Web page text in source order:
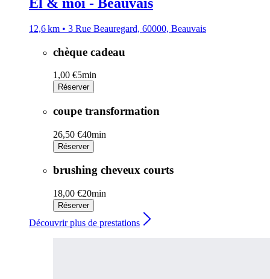
12,6 km • 3 Rue Beauregard, 60000, Beauvais
chèque cadeau
1,00 €5min
Réserver
coupe transformation
26,50 €40min
Réserver
brushing cheveux courts
18,00 €20min
Réserver
Découvrir plus de prestations